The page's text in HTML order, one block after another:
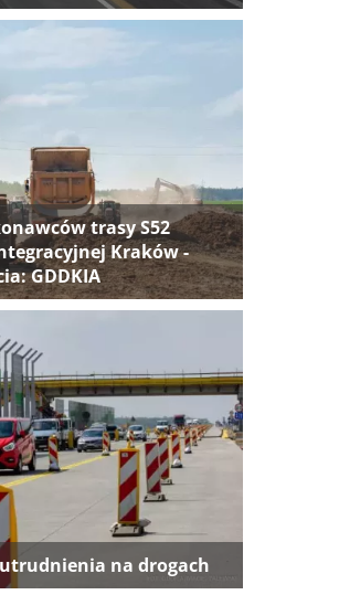
trasy S52
Kraków -
GDDKIA
na drogach